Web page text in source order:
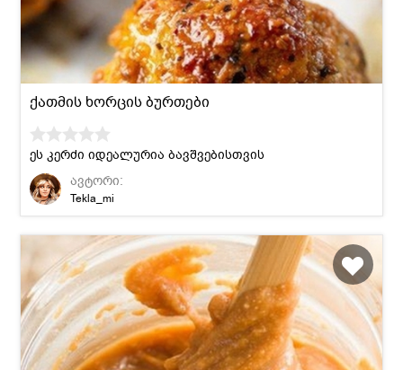
ქათმის ხორცის ბურთები
ეს კერძი იდეალურია ბავშვებისთვის
ავტორი:
Tekla_mi